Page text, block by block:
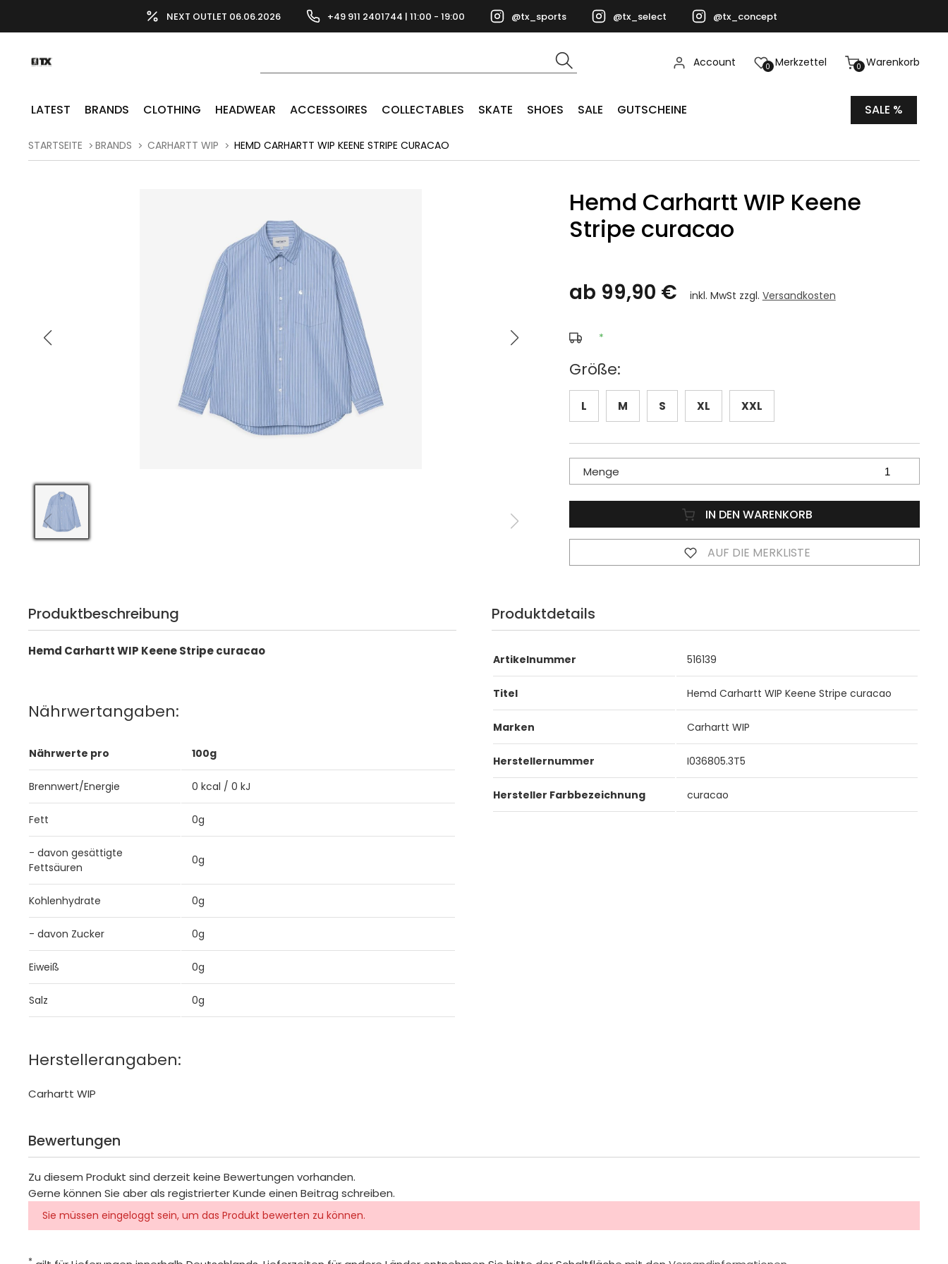
NEXT OUTLET 06.06.2026 +49 911 2401744 | 11:00 - 19:00 @tx_sports @tx_select @tx_concept
0 Warenkorb
0 Merkzettel
Account
LATEST BRANDS CLOTHING HEADWEAR ACCESSOIRES COLLECTABLES SKATE SHOES SALE GUTSCHEINE SALE %
STARTSEITE BRANDS CARHARTT WIP HEMD CARHARTT WIP KEENE STRIPE CURACAO
Hemd Carhartt WIP Keene
Stripe curacao
ab 99,90 € inkl. MwSt zzgl. Versandkosten
*
Größe:
L M S XL XXL
Menge
IN DEN WARENKORB
AUF DIE MERKLISTE
Produktbeschreibung
Hemd Carhartt WIP Keene Stripe curacao
Nährwertangaben:
Nährwerte pro 100g
Brennwert/Energie 0 kcal / 0 kJ
Fett 0g
- davon gesättigte
Fettsäuren
0g
Kohlenhydrate 0g
- davon Zucker 0g
Eiweiß 0g
Salz 0g
Herstellerangaben:
Carhartt WIP
Produktdetails
Artikelnummer 516139
Titel Hemd Carhartt WIP Keene Stripe curacao
Marken Carhartt WIP
Herstellernummer I036805.3T5
Hersteller Farbbezeichnung curacao
Bewertungen
Zu diesem Produkt sind derzeit keine Bewertungen vorhanden.
Gerne können Sie aber als registrierter Kunde einen Beitrag schreiben.
Sie müssen eingeloggt sein, um das Produkt bewerten zu können.
*